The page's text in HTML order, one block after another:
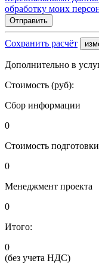
обработку моих
Сохранить расчёт
Дополнительно в
Стоимость (руб):
Сбор информации
0
Стоимость подготовки
0
Менеджмент проекта
0
Итого:
0
(без учета НДС)